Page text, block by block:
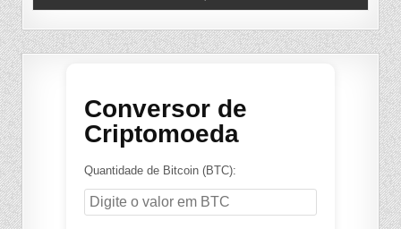
Conversor de
Criptomoeda
Quantidade de Bitcoin (BTC):